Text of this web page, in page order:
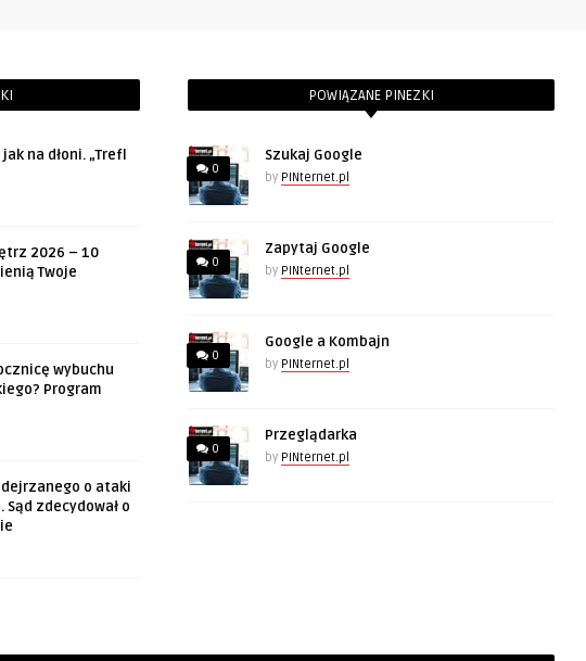
na dłoni. „Trefl
2026 – 10
Twoje
wybuchu
Program
o ataki
Sąd zdecydował o
POWIĄZANE PINEZKI
0
Szukaj Google
by PINternet.pl
0
Zapytaj Google
by PINternet.pl
0
Google a Kombajn
by PINternet.pl
0
Przeglądarka
by PINternet.pl